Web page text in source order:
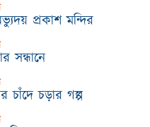
প্রকাশ মন্দির
সন্ধানে
চাঁদে চড়ার গল্প